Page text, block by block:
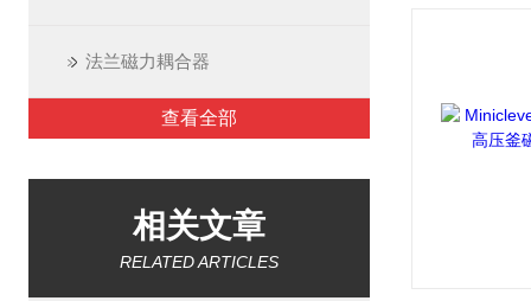
法兰磁力耦合器
查看全部
相关文章
RELATED ARTICLES